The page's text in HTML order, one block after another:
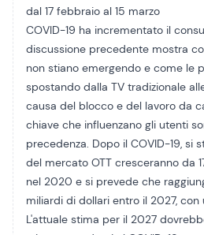
dal 17 febbraio al 15 marzo
COVID-19 ha incrementato il
discussione precedente mostra
non stiano emergendo e come le
spostando dalla TV tradizionale
causa del blocco e del lavoro da
chiave che influenzano gli utenti
precedenza. Dopo il COVID-19, si
del mercato OTT cresceranno da
nel 2020 e si prevede che
miliardi di dollari entro il 2027, con
L'attuale stima per il 2027